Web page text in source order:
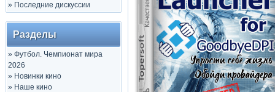
» Последние дискуссии
Разделы
» Футбол. Чемпионат мира
2026
» Новинки кино
» Наше кино